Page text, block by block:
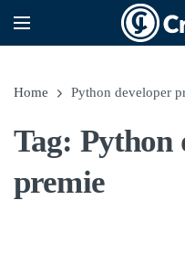
Home Python developer
Tag: Python
premie